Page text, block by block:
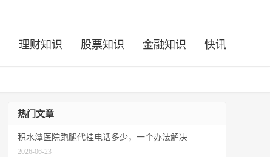
理财知识 股票知识 金融知识 快讯
热门文章
积水潭医院跑腿代挂电话多少，一个办法解决
2026-06-23